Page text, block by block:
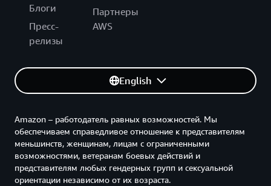
Блоги
Пресс-
релизы
Партнеры
AWS
English
Amazon – работодатель равных возможностей. Мы
обеспечиваем справедливое отношение к представителям
меньшинств, женщинам, лицам с ограниченными
возможностями, ветеранам боевых действий и
представителям любых гендерных групп и сексуальной
ориентации независимо от их возраста.